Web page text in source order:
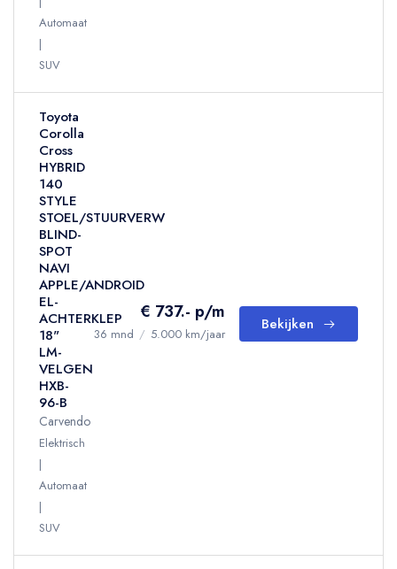
Automaat
SUV
Toyota
Corolla
Cross
HYBRID
140
STYLE
STOEL/STUURVERW
BLIND-
SPOT
NAVI
APPLE/ANDROID
EL-
ACHTERKLEP
18"
LM-
VELGEN
HXB-
96-B
Carvendo
Elektrisch
Automaat
SUV
€ 737.- p/m
36 mnd / 5.000 km/jaar
Bekijken